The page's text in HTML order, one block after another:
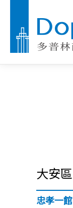
大安區
忠孝一館